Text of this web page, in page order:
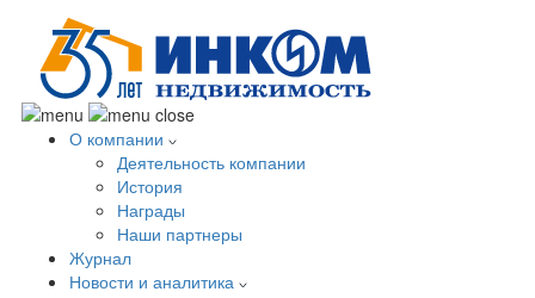
О компании
Деятельность компании
История
Награды
Наши партнеры
Журнал
Новости и аналитика